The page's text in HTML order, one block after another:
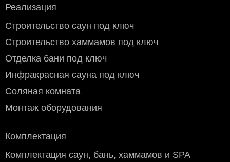
Стоимость доставки по Москве (в пределах МКАД)
Доставка производится собственными курьерами с
понедельника по субботу. Воскресенье - выходной.
Доставка в центр Москвы, (внутри третьего транспортного
кольца ТТК) предварительно оговаривается.
Мелкогабаритный груз (до 50×40×70 см): 800 руб.
Крупногабаритный груз: 1200 руб.
Стоимость доставки за пределы МКАД (по
одну сторону.
Доставка производится транспортной компанией до
Реализация
Строительство саун под ключ
Строительство хаммамов под ключ
Отделка бани под ключ
Инфракрасная сауна под ключ
Соляная комната
Монтаж оборудования
Комплектация
Комплектация саун, бань, хаммамов и SPA